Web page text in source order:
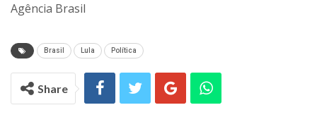
Agência Brasil
Brasil Lula Política
Share